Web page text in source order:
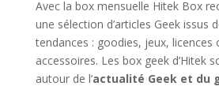
Avec la box mensuelle Hitek Box
une sélection d’articles Geek issus
tendances : goodies, jeux, licences
accessoires. Les box geek d’Hitek
autour de l’actualité Geek et du